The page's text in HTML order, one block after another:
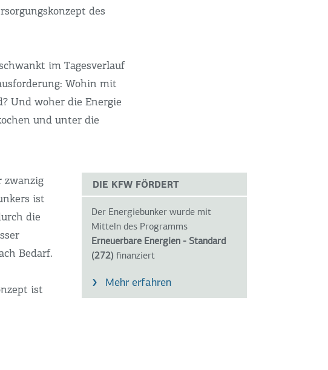
des
im Tagesverlauf
Wohin mit
Und woher die Energie
und unter die
DIE KFW FÖRDERT
Der Energiebunker wurde mit
Mitteln des Programms
Erneuerbare Energien - Standard
(272) finanziert
Mehr erfahren
zwanzig
ist
die
Bedarf.
ist